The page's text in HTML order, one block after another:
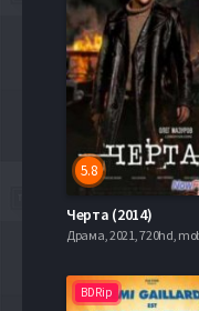
5.8
Черта (2014)
Драма, 2021, 720hd,
BDRip